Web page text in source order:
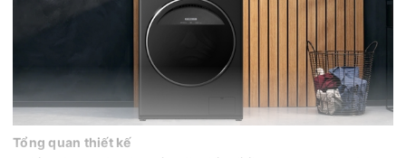
Tổng quan thiết kế